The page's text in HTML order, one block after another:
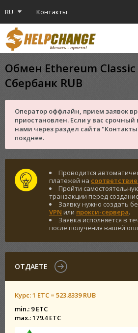
RU Контакты
Обмен Ethereum Classic
Сбербанк RUB
Оператор оффлайн, прием заявок
приостановлен. Если у вас срочный
нами через раздел сайта
позднее.
Проводится
платежей на
Пройти
транзакции перед
Заявку нужно создать
VPN или прокси-сервера.
Заявка исполняется в
после получения вашей
ОТДАЕТЕ
Курс:1 ETC = 523.8339 RUB
min.: 9 ETC
max.: 179.4 ETC